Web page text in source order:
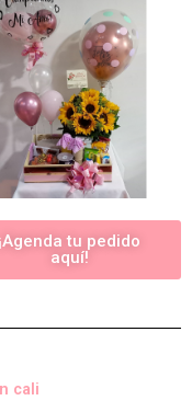
¡Agenda tu pedido
aquí!
cali